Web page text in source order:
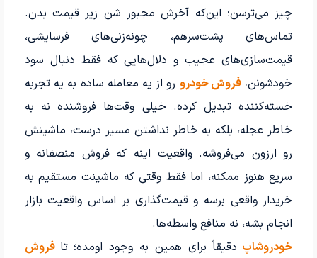
چیز می‌ترسن؛ این‌که آخرش مجبور شن زیر قیمت بدن.
تماس‌های پشت‌سرهم، چونه‌زنی‌های فرسایشی،
قیمت‌سازی‌های عجیب و دلال‌هایی که فقط دنبال سود
خودشونن،فروش خودرو رو از یه معامله ساده به یه تجربه
خسته‌کننده تبدیل کرده. خیلی وقت‌ها فروشنده نه به
خاطر عجله، بلکه به خاطر نداشتن مسیر درست، ماشینش
رو ارزون می‌فروشه. واقعیت اینه که فروش منصفانه و
سریع هنوز ممکنه، اما فقط وقتی که ماشینت مستقیم به
خریدار واقعی برسه و قیمت‌گذاری بر اساس واقعیت بازار
انجام بشه، نه منافع واسطه‌ها.
خودروشاپ دقیقاً برای همین به وجود اومده؛ تا فروش